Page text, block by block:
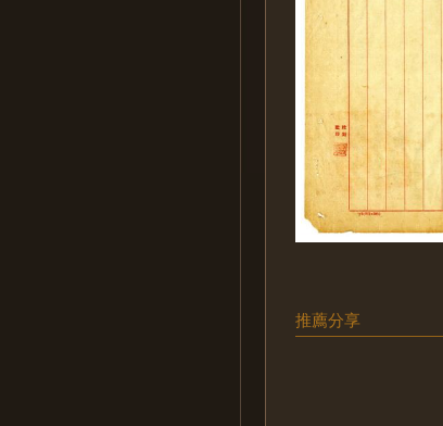
推薦分享